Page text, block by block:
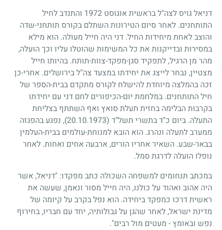
דניאל גויס לצה"ל בראשית אוגוסט 1972 והתנדב לחיל
התותחנים. לאחר סיום הטירונות השתלם בקורס תותחני-שדה
והוצב לאחת מיחידות החיל. דני היה חייל מעולה. הוא מילא
במסירות ובדייקנות את כל המשימות שהוטלו עליו וכך הועלה,
מהר מן הרגיל, לתפקיד סגן-מפקד-צוות-תותח. בהיותו חייל
מצטיין, נבחר לייצג את יחידתו במצעד צה"ל בירושלים. אחרי-כן
זכה בהמלצה מיוחדת להישלח לקורס מתקדם בבית-הספר של
חיל התותחנים. במלחמת יום-הכיפורים לחם דני עם יחידתו
בקרבות הבלימה בחזית תעלת סואץ ואף השתתף בצליחת
התעלה. ביום כ"ד בתשרי תשל"ד (20.10.1973)
, נפגע בהפגזה
ממערב לתעלה ונהרג. הוא הובא למנוחת-עולמים בבית-העלמין
בבאר-שבע. השאיר אחריו הורים, ארבעה אחים ואחות. לאחר
נופלו הועלה לדרגת סמל.
במכתב תנחומים למשפחה השכולה כתב מפקדו: "דניאל, אשר
היה אהוב ואהוד על כולנו, היה חייל מסור ונאמן, שעשה את
ראשית דרכו כמפקד ביחידה. הוא נפל בקרב על קיומה של
מדינת ישראל, לאחר שהגן על גבולותיה, יחד עם חבריו, בחירוף
נפש ובאומץ - מעטים מול רבים".